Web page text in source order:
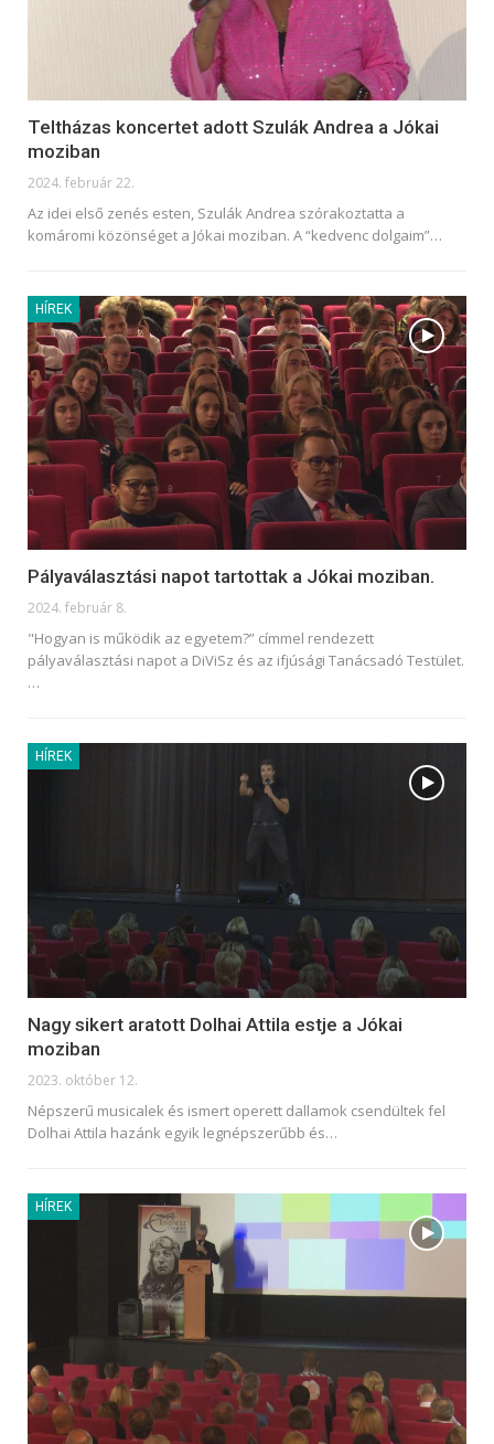
Teltházas koncertet adott Szulák Andrea a Jókai
moziban
2024. február 22.
Az idei első zenés esten, Szulák Andrea szórakoztatta a
komáromi közönséget a Jókai moziban. A “kedvenc dolgaim”…
HÍREK
Pályaválasztási napot tartottak a Jókai moziban.
2024. február 8.
"Hogyan is működik az egyetem?” címmel rendezett
pályaválasztási napot a DiViSz és az ifjúsági Tanácsadó Testület.
…
HÍREK
Nagy sikert aratott Dolhai Attila estje a Jókai
moziban
2023. október 12.
Népszerű musicalek és ismert operett dallamok csendültek fel
Dolhai Attila hazánk egyik legnépszerűbb és…
HÍREK